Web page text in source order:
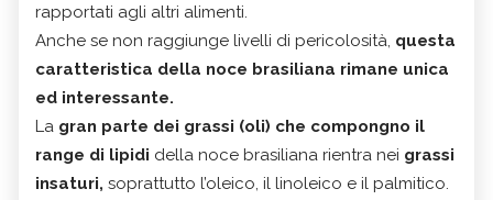
rapportati agli altri alimenti.
Anche se non raggiunge livelli di pericolosità, questa
caratteristica della noce brasiliana rimane unica
ed interessante.
La gran parte dei grassi (oli) che compongno il
range di lipidi della noce brasiliana rientra nei grassi
insaturi, soprattutto l’oleico, il linoleico e il palmitico.